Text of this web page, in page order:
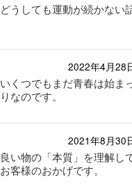
どうしても運動が続かない
2022年4月28
いくつでもまだ青春は始ま
りなのです。
2021年8月30
良い物の「本質」を理解し
お客様のおかげです。